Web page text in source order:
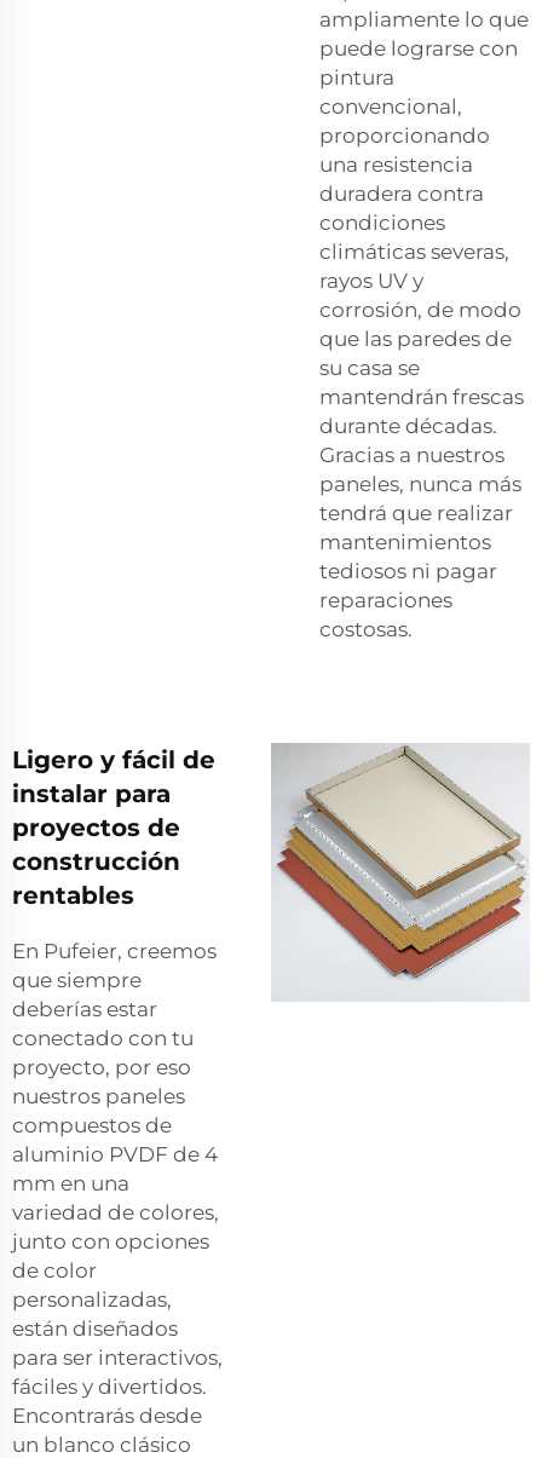
ampliamente lo que
puede lograrse con
pintura
convencional,
proporcionando
una resistencia
duradera contra
condiciones
climáticas severas,
rayos UV y
corrosión, de modo
que las paredes de
su casa se
mantendrán frescas
durante décadas.
Gracias a nuestros
paneles, nunca más
tendrá que realizar
mantenimientos
tediosos ni pagar
reparaciones
costosas.
Ligero y fácil de
instalar para
proyectos de
construcción
rentables
En Pufeier, creemos
que siempre
deberías estar
conectado con tu
proyecto, por eso
nuestros paneles
compuestos de
aluminio PVDF de 4
mm en una
variedad de colores,
junto con opciones
de color
personalizadas,
están diseñados
para ser interactivos,
fáciles y divertidos.
Encontrarás desde
un blanco clásico